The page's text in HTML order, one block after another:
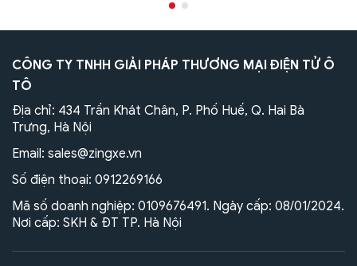
CÔNG TY TNHH GIẢI PHÁP THƯƠNG MẠI ĐIỆN TỬ Ô
TÔ
Địa chỉ: 434 Trần Khát Chân, P. Phố Huế, Q. Hai Bà
Trưng, Hà Nội
Email: sales@zingxe.vn
Số điện thoại: 0912269166
Mã số doanh nghiệp: 0109676491. Ngày cấp: 08/01/2024.
Nơi cấp: SKH & ĐT TP. Hà Nội